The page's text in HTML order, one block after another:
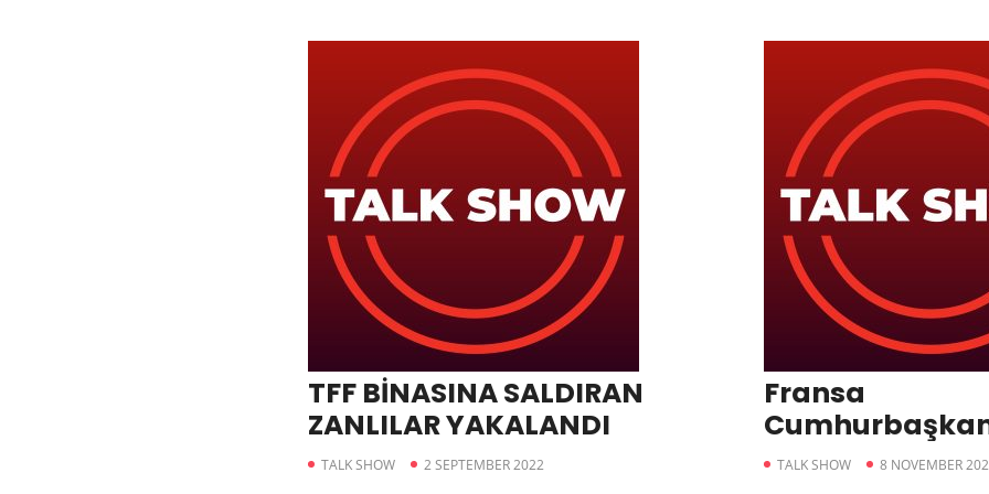
TFF BİNASINA SALDIRAN
ZANLILAR YAKALANDI
TALK SHOW 2 SEPTEMBER 2022
Fransa
Türkiye’ye
TALK SHOW 8 NOVEMBER